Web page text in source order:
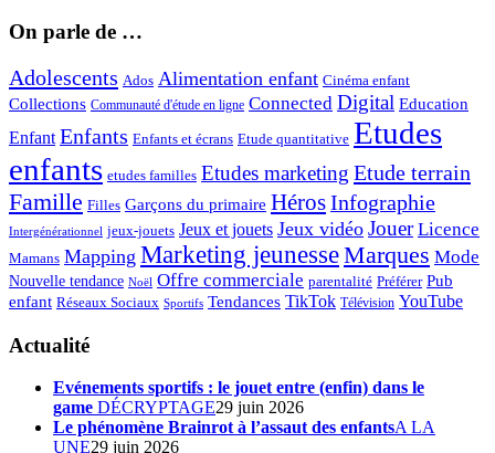
On parle de …
Adolescents Ados Alimentation enfant Cinéma enfant
Collections Communauté d'étude en ligne Connected Digital Education
Enfant Enfants Enfants et écrans Etude quantitative Etudes
enfants etudes familles Etudes marketing Etude terrain
Famille Filles Garçons du primaire HérosInfographie
Intergénérationnel jeux-jouets Jeux et jouets Jeux vidéo Jouer Licence
Mamans Mapping Marketing jeunesseMarques Mode
Nouvelle tendance Noël Offre commerciale parentalité Préférer Pub
enfant Réseaux Sociaux Sportifs Tendances TikTok Télévision YouTube
Actualité
Evénements sportifs : le jouet entre (enfin) dans le
game DÉCRYPTAGE29 juin 2026
Le phénomène Brainrot à l’assaut des enfantsA LA
UNE29 juin 2026